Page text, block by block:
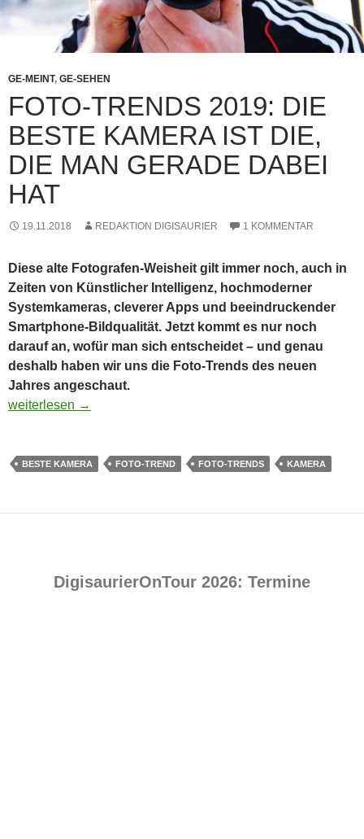
GE-MEINT, GE-SEHEN
FOTO-TRENDS 2019: DIE
BESTE KAMERA IST DIE,
DIE MAN GERADE DABEI
HAT
19.11.2018 REDAKTION DIGISAURIER 1 KOMMENTAR
Diese alte Fotografen-Weisheit gilt immer noch, auch in
Zeiten von Künstlicher Intelligenz, hochmoderner
Systemkameras, cleverer Apps und beeindruckender
Smartphone-Bildqualität. Jetzt kommt es nur noch
darauf an, wofür man sich entscheidet – und genau
deshalb haben wir uns die Foto-Trends des neuen
Jahres angeschaut.
Foto-Trends 2019: Die beste Kamera ist die, die man gerade
weiterlesen →
BESTE KAMERA FOTO-TREND FOTO-TRENDS KAMERA
DigisaurierOnTour 2026: Termine